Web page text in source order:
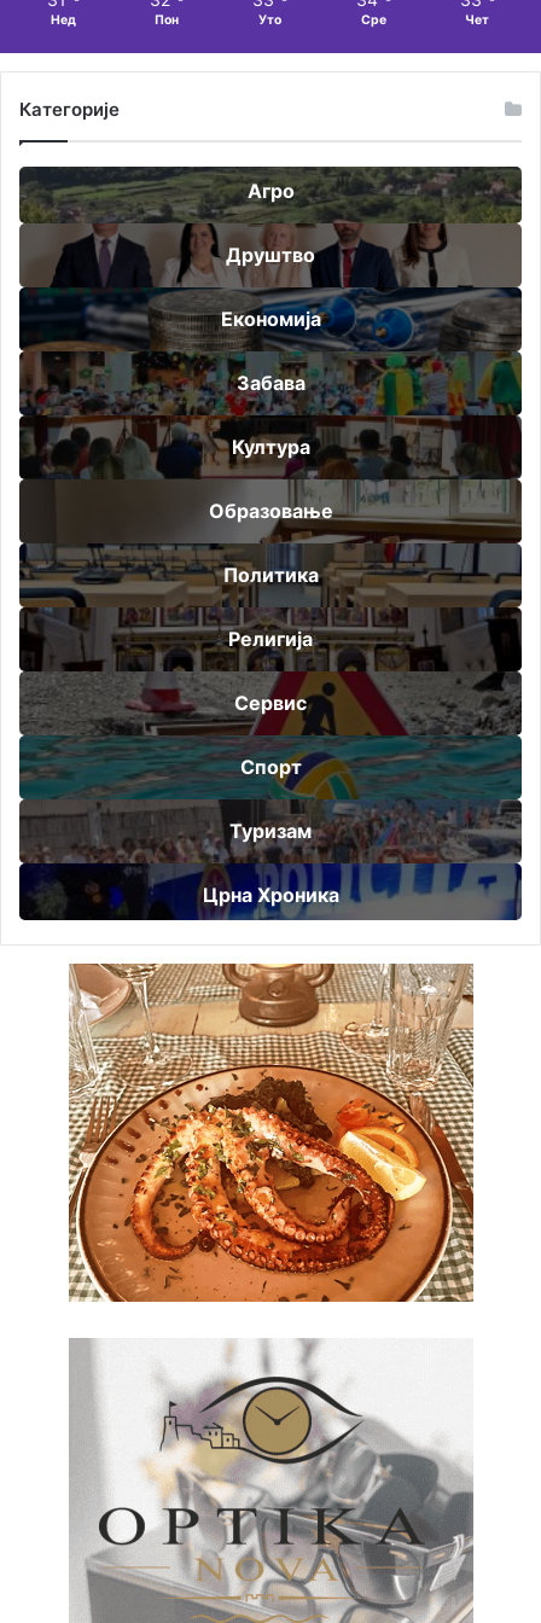
Нед Пон Уто Сре Чет
Категорије
Агро
Друштво
Економија
Забава
Култура
Образовање
Политика
Религија
Сервис
Спорт
Туризам
Црна Хроника